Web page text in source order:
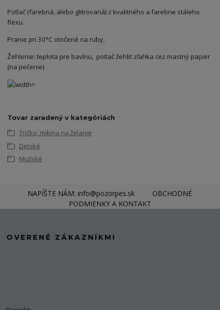
Potlač (farebná, alebo glitrovaná) z kvalitného a farebne stáleho
flexu.
Pranie pri 30°C otočené na ruby,
Žehlenie: teplota pre bavlnu, potlač žehliť zľahka cez mastný papier
(na pečenie)
Tovar zaradený v kategóriách
Tričko, mikina na želanie
Detské
Mužské
NAPÍŠTE NÁM: info@pozorpes.sk
OBCHODNÉ
PODMIENKY A KONTAKT
OVERENÉ ZÁKAZNÍKMI